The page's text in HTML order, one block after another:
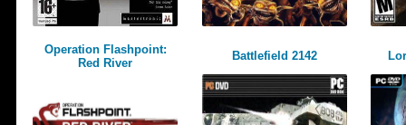
Operation Flashpoint:
Red River
Battlefield 2142